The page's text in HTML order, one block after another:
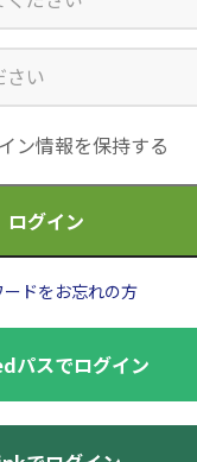
に十分な知識・経験を
。また、本剤との因果
性及び危険性を患者
剤投与後に感染の徴候
ン情報を保持する
ードをお忘れの方
パスでログイン